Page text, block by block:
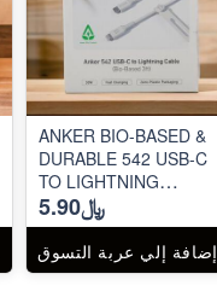
ANKER BIO-BASED &
DURABLE 542 USB-C
TO LIGHTNING
CABLE﷼5.90
إضافة إلي عربة التسوق